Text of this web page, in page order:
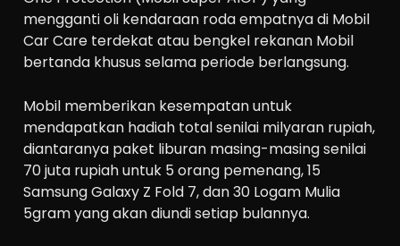
mengganti oli kendaraan roda empatnya di Mobil
Car Care terdekat atau bengkel rekanan Mobil
bertanda khusus selama periode berlangsung.
Mobil memberikan kesempatan untuk
mendapatkan hadiah total senilai milyaran rupiah,
diantaranya paket liburan masing-masing senilai
70 juta rupiah untuk 5 orang pemenang, 15
Samsung Galaxy Z Fold 7, dan 30 Logam Mulia
5gram yang akan diundi setiap bulannya.